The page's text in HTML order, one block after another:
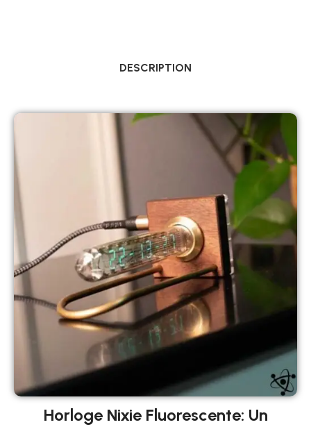
DESCRIPTION
Horloge Nixie Fluorescente: Un